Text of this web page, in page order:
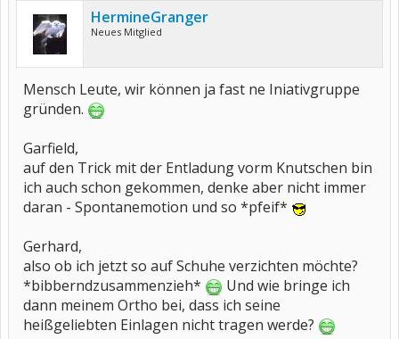
HermineGranger
Neues Mitglied
Mensch Leute, wir können ja fast ne Iniativgruppe
gründen.
Garfield,
auf den Trick mit der Entladung vorm Knutschen bin
ich auch schon gekommen, denke aber nicht immer
daran - Spontanemotion und so *pfeif*
Gerhard,
also ob ich jetzt so auf Schuhe verzichten möchte?
*bibberndzusammenzieh*
Und wie bringe ich
dann meinem Ortho bei, dass ich seine
heißgeliebten Einlagen nicht tragen werde?